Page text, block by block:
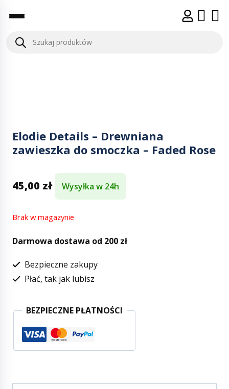
Elodie Details – Drewniana
zawieszka do smoczka – Faded Rose
45,00 zł Wysyłka w 24h
Brak w magazynie
Darmowa dostawa od 200 zł
Bezpieczne zakupy
Płać, tak jak lubisz
BEZPIECZNE PŁATNOŚCI